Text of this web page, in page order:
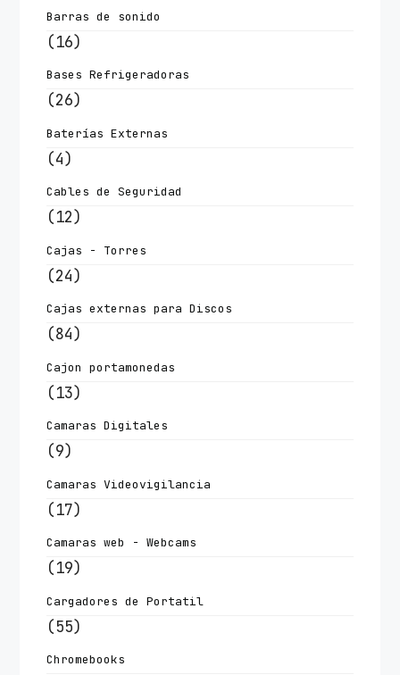
Barras de sonido
(16)
Bases Refrigeradoras
(26)
Baterías Externas
(4)
Cables de Seguridad
(12)
Cajas - Torres
(24)
Cajas externas para Discos
(84)
Cajon portamonedas
(13)
Camaras Digitales
(9)
Camaras Videovigilancia
(17)
Camaras web - Webcams
(19)
Cargadores de Portatil
(55)
Chromebooks